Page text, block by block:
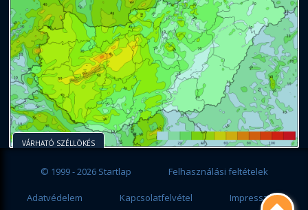
VÁRHATÓ SZÉLLÖKÉS
© 1999 - 2026 Startlap Felhasználási feltételek
Adatvédelem Kapcsolatfelvétel Impresszum